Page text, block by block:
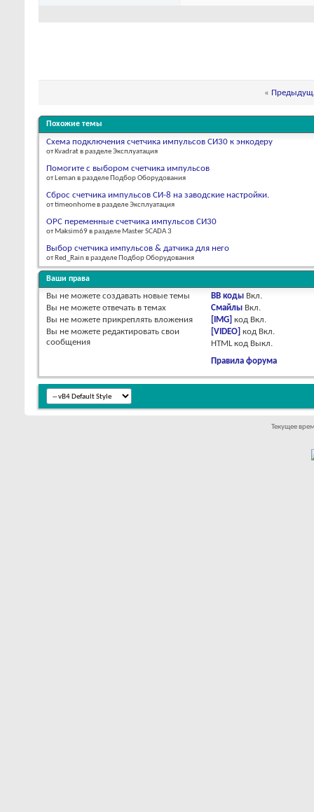
«
Похожие темы
Схема подключения счетчика импульсов СИ30 к энкодеру
от Kvadrat в разделе Эксплуатация
Помогите с выбором счетчика импульсов
от Leman в разделе Подбор Оборудования
Сброс счетчика импульсов СИ-8 на заводские настройки.
от timeonhome в разделе Эксплуатация
OPC переменные счетчика импульсов СИ30
от Maksim69 в разделе Master SCADA 3
Выбор счетчика импульсов & датчика для него
от Red_Rain в разделе Подбор Оборудования
Ваши права
Вы не можете создавать новые темы
Вы не можете отвечать в темах
Вы не можете прикреплять вложения
Вы не можете редактировать свои
сообщения
BB коды Вкл.
Смайлы Вкл.
[IMG] код Вкл.
[VIDEO] код Вкл.
HTML код Выкл.
Правила форума
Текущее